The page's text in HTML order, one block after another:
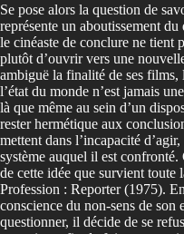
Se pose alors la question de
représente un aboutissement
le cinéaste de conclure ne tient
plutôt d’ouvrir vers une
ambiguë la finalité de ses films,
l’état du monde n’est jamais
là que même au sein d’un
rester hermétique aux
mettent dans l’incapacité
système auquel il est confronté.
de cette idée que survient toute
Profession : Reporter (1975).
conscience du non-sens de son
questionner, il décide de se